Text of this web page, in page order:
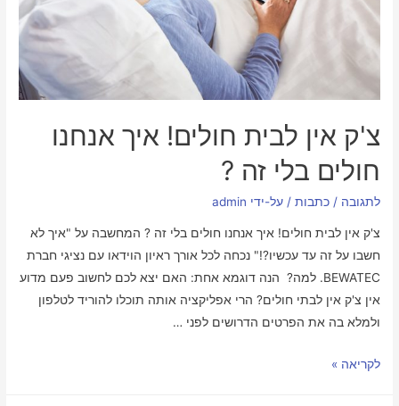
צ'ק אין לבית חולים! איך אנחנו
חולים בלי זה ?
לתגובה /כתבות / על-ידי admin
צ'ק אין לבית חולים! איך אנחנו חולים בלי זה ? המחשבה על "איך לא
חשבו על זה עד עכשיו?!" נכחה לכל אורך ראיון הוידאו עם נציגי חברת
BEWATEC. למה? הנה דוגמא אחת: האם יצא לכם לחשוב פעם מדוע
אין צ'ק אין לבתי חולים? הרי אפליקציה אותה תוכלו להוריד לטלפון
ולמלא בה את הפרטים הדרושים לפני …
לקריאה »